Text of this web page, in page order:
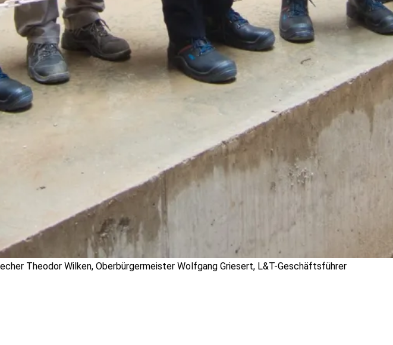
Theodor Wilken, Oberbürgermeister Wolfgang Griesert, L&T-Geschäftsführer